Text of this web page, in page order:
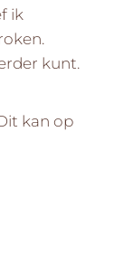
ik
kunt.
kan op